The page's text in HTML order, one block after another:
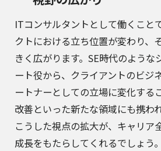
ITコンサルタントとして働くこと
クトにおける立ち位置が変わり、
きく広がります。SE時代のような
ート役から、クライアントのビジ
ートナーとしての立場に変化する
改善といった新たな領域にも携わ
こうした視点の拡大が、キャリア
成長をもたらしてくれるでしょう。